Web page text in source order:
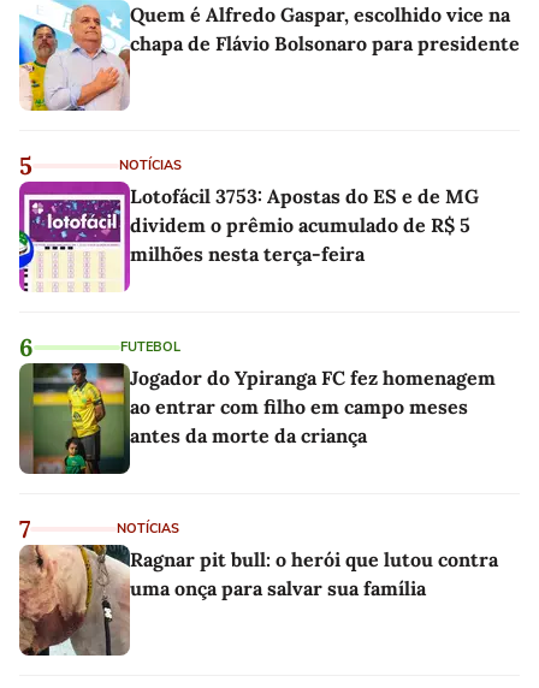
Quem é Alfredo Gaspar, escolhido vice na
chapa de Flávio Bolsonaro para presidente
5 NOTÍCIAS
Lotofácil 3753: Apostas do ES e de MG
dividem o prêmio acumulado de R$ 5
milhões nesta terça-feira
6 FUTEBOL
Jogador do Ypiranga FC fez homenagem
ao entrar com filho em campo meses
antes da morte da criança
7 NOTÍCIAS
Ragnar pit bull: o herói que lutou contra
uma onça para salvar sua família